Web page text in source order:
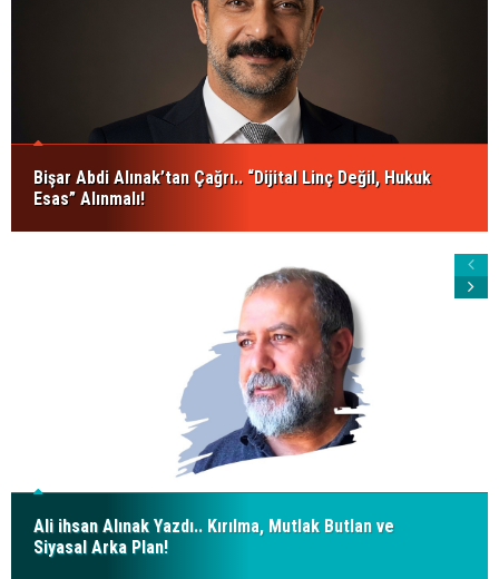
Bişar Abdi Alınak’tan Çağrı.. “Dijital Linç Değil, Hukuk
Esas” Alınmalı!
Ali ihsan Alınak Yazdı.. Kırılma, Mutlak Butlan ve
Siyasal Arka Plan!